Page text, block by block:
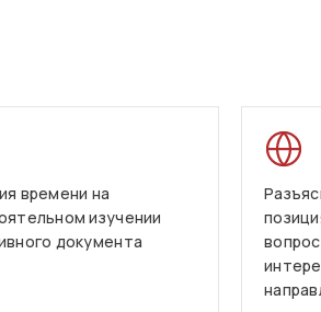
времени на
изучении
документа